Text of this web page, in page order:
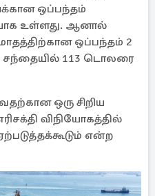
ஒப்பந்தம்
உள்ளது. ஆனால்
ஒப்பந்தம் 2
சந்தையில் 113 டொலரை
ஒரு சிறிய
விநியோகத்தில்
என்ற